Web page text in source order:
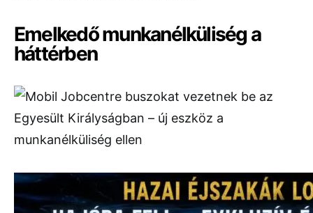
Emelkedő munkanélküliség a
háttérben